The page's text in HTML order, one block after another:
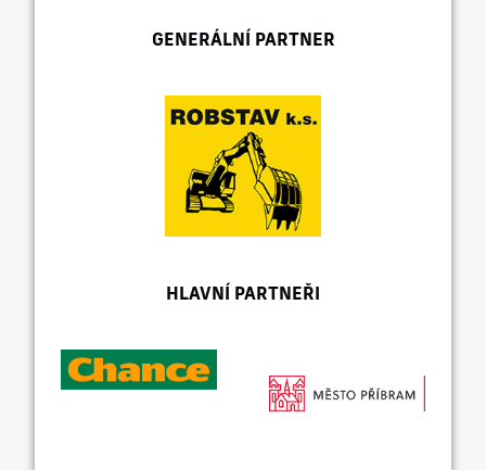
GENERÁLNÍ PARTNER
HLAVNÍ PARTNEŘI